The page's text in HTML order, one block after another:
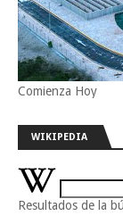
Comienza Hoy
WIKIPEDIA
Resultados de la